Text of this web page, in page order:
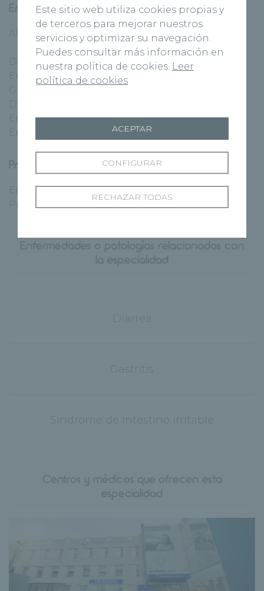
Enfermedades relacionadas
Algunas de las patologías más frecuente son:
Dolor abdominal crónico y recurrente
Enfermedad por reflujo esofágico
Gastritis
Enfermedad inflamatoria intestinal
Pruebas diagnosticas
Endoscopias digestivas
Pruebas de provocación
Diarrea
Gastritis
Sindrome de intestino irritable
Este sitio web utiliza cookies propias y
de terceros para mejorar nuestros
servicios y optimizar su navegación.
Puedes consultar más información en
nuestra política de cookies. Leer
política de cookies
RECHAZAR TODAS
CONFIGURAR
ACEPTAR